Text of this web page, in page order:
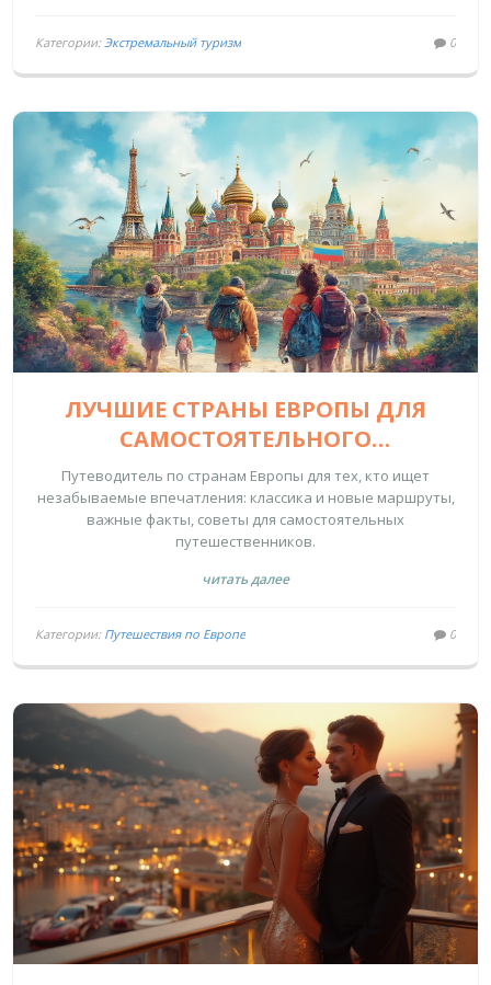
Категории: Экстремальный туризм 0
ЛУЧШИЕ СТРАНЫ ЕВРОПЫ ДЛЯ
САМОСТОЯТЕЛЬНОГО
ПУТЕШЕСТВИЯ: ГИД ПО КЛАССИКЕ
И ОТКРЫТИЯМ
Путеводитель по странам Европы для тех, кто ищет
незабываемые впечатления: классика и новые маршруты,
важные факты, советы для самостоятельных
путешественников.
читать далее
Категории: Путешествия по Европе 0